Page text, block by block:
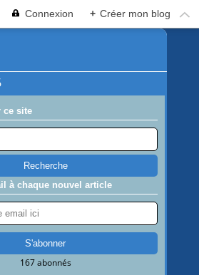
Connexion + Créer mon blog
ce site
à chaque nouvel article
167 abonnés